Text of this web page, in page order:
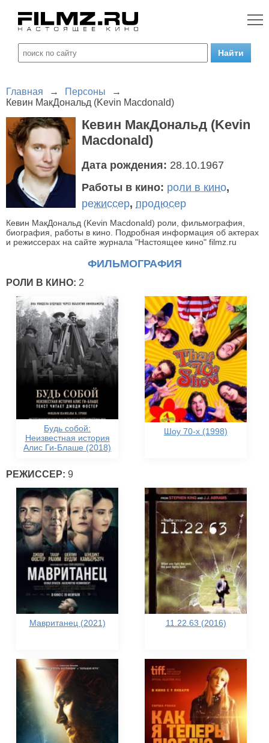
Главная → Персоны
→
Кевин МакДональд (Kevin Macdonald)
Кевин МакДональд (Kevin
Macdonald)
Дата рождения: 28.10.1967
Работы в кино: роли в кино,
режиссер, продюсер
Кевин МакДональд (Kevin Macdonald) роли, фильмография,
биография, работы в кино. Подробная информация об актерах
и режиссерах на сайте журнала "Настоящее кино" filmz.ru
ФИЛЬМОГРАФИЯ
РОЛИ В КИНО: 2
Будь собой:
Неизвестная история
Алис Ги-Блаше (2018)
Шоу 70-х (1998)
РЕЖИССЕР: 9
Мавританец (2021) 11.22.63 (2016)